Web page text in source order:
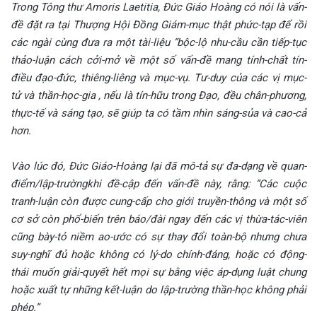
Trong Tông thư Amoris Laetitia, Đức Giáo Hoàng có nói là vấn-
đề đặt ra tại Thượng Hội Đồng Giám-mục thật phức-tạp để rồi
các ngài cùng đưa ra một tài-liệu “bộc-lộ nhu-cầu cần tiếp-tục
thảo-luận cách cởi-mở về một số vấn-đề mang tính-chất tín-
điều đạo-đức, thiêng-liêng và mục-vụ. Tư-duy của các vị mục-
tử và thần-học-gia , nếu là tín-hữu trong Đạo, đều chân-phương,
thực-tế và sáng tạo, sẽ giúp ta có tầm nhìn sáng-sủa và cao-cả
hơn.
Vào lúc đó, Đức Giáo-Hoàng lại đã mô-tả sự đa-dạng về quan-
điểm/lập-trườngkhi đề-cập đến vấn-đề này, rằng: “Các cuộc
tranh-luận còn được cung-cấp cho giới truyền-thông và một số
cơ sở còn phổ-biến trên báo/đài ngay đến các vị thừa-tác-viên
cũng bày-tỏ niềm ao-ước có sự thay đổi toàn-bộ nhưng chưa
suy-nghĩ đủ hoặc không có lý-do chính-đáng, hoặc có động-
thái muốn giải-quyết hết mọi sự bằng việc áp-dụng luật chung
hoặc xuất tự những kết-luận do lập-trường thần-học không phải
phép.”